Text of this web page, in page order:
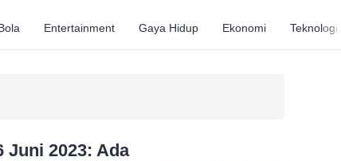
Entertainment Gaya Hidup Ekonomi Teknologi
Juni 2023: Ada